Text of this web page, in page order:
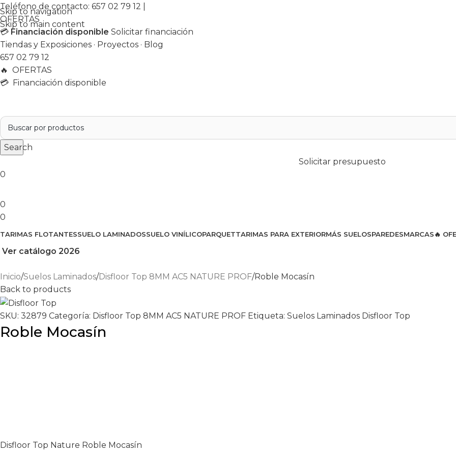
Skip to navigation
Skip to main content
Teléfono de contacto: 657 02 79 12
OFERTAS
💳 Financiación disponible Solicitar financiación
Tiendas y Exposiciones · Proyectos · Blog
657 02 79 12
🔥 OFERTAS
💳 Financiación disponible
Search
Solicitar presupuesto
0
0
0
TARIMAS FLOTANTESSUELO LAMINADOSSUELO VINÍLICOPARQUETTARIMAS PARA EXTERIORMÁS SUELOSPAREDESMARCAS🔥
Ver catálogo 2026
Inicio Suelos Laminados Disfloor Top 8MM AC5 NATURE PROF Roble Mocasín
Back to products
SKU: 32879 Categoría: Disfloor Top 8MM AC5 NATURE PROF Etiqueta: Suelos Laminados Disfloor Top
Roble Mocasín
Disfloor Top Nature Roble Mocasín